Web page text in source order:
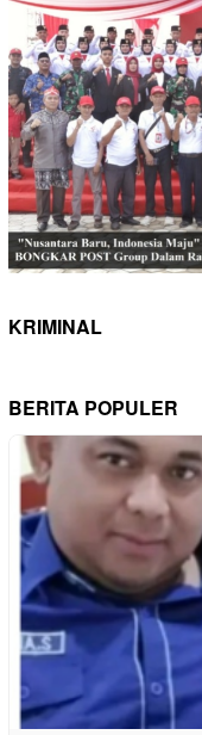
KRIMINAL
BERITA POPULER